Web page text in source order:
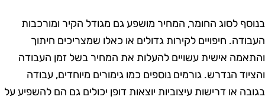
לסוג החומר, המחיר מושפע גם מגודל הקיר ומורכבות
חיפויים לקירות גדולים או כאלו שמצריכים חיתוך
אישית עשויים להעלות את המחיר בשל זמן העבודה
הנדרש. גורמים נוספים כמו גימורים מיוחדים, עבודה
או דרישות עיצוביות יוצאות דופן יכולים גם הם להשפיע על